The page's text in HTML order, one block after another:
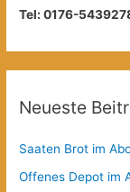
Tel: 0176-
Neueste
Saaten Brot im
Offenes Depot im